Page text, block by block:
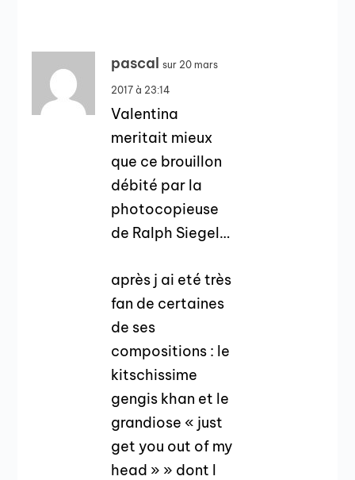
pascal sur 20 mars
2017 à 23:14
Valentina
meritait mieux
que ce brouillon
débité par la
photocopieuse
de Ralph Siegel…
après j ai eté très
fan de certaines
de ses
compositions : le
kitschissime
gengis khan et le
grandiose « just
get you out of my
head » » dont l